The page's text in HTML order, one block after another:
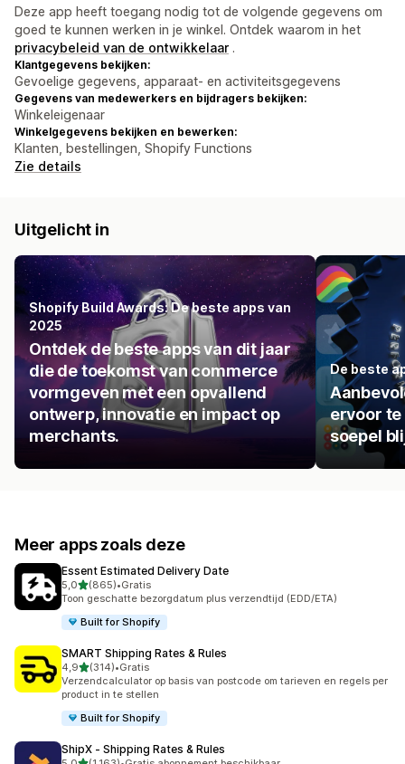
Deze app heeft toegang nodig tot de volgende gegevens om
goed te kunnen werken in je winkel. Ontdek waarom in het
privacybeleid van de ontwikkelaar .
Klantgegevens bekijken:
Gevoelige gegevens, apparaat- en activiteitsgegevens
Gegevens van medewerkers en bijdragers bekijken:
Winkeleigenaar
Winkelgegevens bekijken en bewerken:
Klanten, bestellingen, Shopify Functions
Zie details
Uitgelicht in
Shopify Build Awards: De beste apps van
2025
Ontdek de beste apps van dit jaar
die de toekomst van commerce
vormgeven met een opvallend
ontwerp, innovatie en impact op
merchants.
De beste
ervoor
soepel
Meer apps zoals deze
Essent Estimated Delivery Date
5,0van 5 sterren
(865)
865 recensies in totaal
•Gratis
Toon geschatte bezorgdatum plus verzendtijd (EDD/ETA)
Built for Shopify
SMART Shipping Rates & Rules
4,9van 5 sterren
(314)
314 recensies in totaal
•Gratis
Verzendcalculator op basis van postcode om tarieven en regels per
product in te stellen
Built for Shopify
ShipX ‑ Shipping Rates & Rules